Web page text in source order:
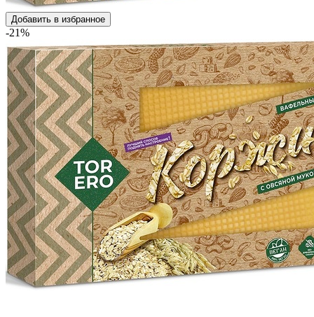
Добавить в избранное
-21%